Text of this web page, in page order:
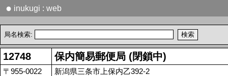
● inukugi : web
局名検索:
12748 保内簡易郵便局 (閉鎖中)
〒955-0022 新潟県三条市上保内乙392-2